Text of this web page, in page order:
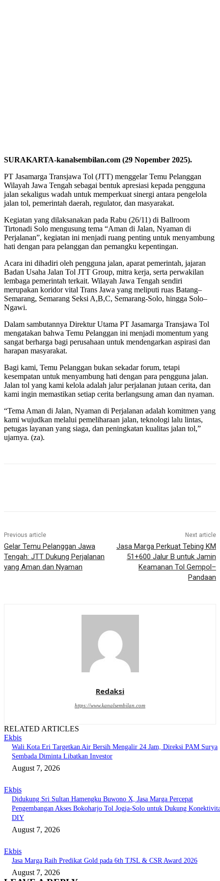
SURAKARTA-kanalsembilan.com (29 Nopember 2025).
PT Jasamarga Transjawa Tol (JTT) menggelar Temu Pelanggan
Wilayah Jawa Tengah sebagai bentuk apresiasi kepada pengguna
jalan sekaligus wadah untuk memperkuat sinergi antara pengelola
jalan tol, pemerintah daerah, regulator, dan masyarakat.
Kegiatan yang dilaksanakan pada Rabu (26/11) di Ballroom
Tirtonadi Solo mengusung tema “Aman di Jalan, Nyaman di
Perjalanan”, kegiatan ini menjadi ruang penting untuk menyambung
hati dengan para pelanggan dan pemangku kepentingan.
Acara ini dihadiri oleh pengguna jalan, aparat pemerintah, jajaran
Badan Usaha Jalan Tol JTT Group, mitra kerja, serta perwakilan
lembaga pemerintah terkait. Wilayah Jawa Tengah sendiri
merupakan koridor vital Trans Jawa yang meliputi ruas Batang–
Semarang, Semarang Seksi A,B,C, Semarang-Solo, hingga Solo–
Ngawi.
Dalam sambutannya Direktur Utama PT Jasamarga Transjawa Tol
mengatakan bahwa Temu Pelanggan ini menjadi momentum yang
sangat berharga bagi perusahaan untuk mendengarkan aspirasi dan
harapan masyarakat.
Bagi kami, Temu Pelanggan bukan sekadar forum, tetapi
kesempatan untuk menyambung hati dengan para pengguna jalan.
Jalan tol yang kami kelola adalah jalur perjalanan jutaan cerita, dan
kami ingin memastikan setiap cerita berlangsung aman dan nyaman.
“Tema Aman di Jalan, Nyaman di Perjalanan adalah komitmen yang
kami wujudkan melalui pemeliharaan jalan, teknologi lalu lintas,
petugas layanan yang siaga, dan peningkatan kualitas jalan tol,”
ujarnya. (za).
Previous article
Gelar Temu Pelanggan Jawa
Tengah: JTT Dukung Perjalanan
yang Aman dan Nyaman
Next article
Jasa Marga Perkuat Tebing KM
51+600 Jalur B untuk Jamin
Keamanan Tol Gempol–
Pandaan
Redaksi
https://www.kanalsembilan.com
RELATED ARTICLES
Ekbis
Wali Kota Eri Targetkan Air Bersih Mengalir 24 Jam, Direksi PAM Surya
Sembada Diminta Libatkan Investor
August 7, 2026
Ekbis
Didukung Sri Sultan Hamengku Buwono X, Jasa Marga Percepat
Pengembangan Akses Bokoharjo Tol Jogja-Solo untuk Dukung
DIY
August 7, 2026
Ekbis
Jasa Marga Raih Predikat Gold pada 6th TJSL & CSR Award 2026
August 7, 2026